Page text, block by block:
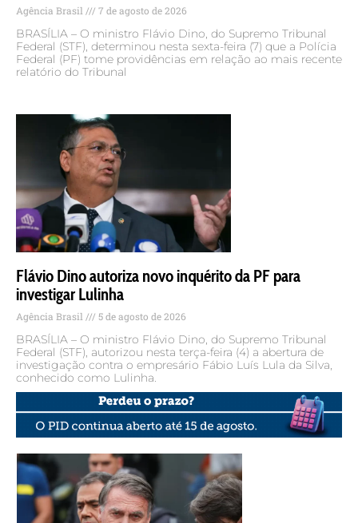
Agência Brasil 7 de agosto de 2026
BRASÍLIA – O ministro Flávio Dino, do Supremo Tribunal
Federal (STF), determinou nesta sexta-feira (7) que a Polícia
Federal (PF) tome providências em relação ao mais recente
relatório do Tribunal
Flávio Dino autoriza novo inquérito da PF para
investigar Lulinha
Agência Brasil 5 de agosto de 2026
BRASÍLIA – O ministro Flávio Dino, do Supremo Tribunal
Federal (STF), autorizou nesta terça-feira (4) a abertura de
investigação contra o empresário Fábio Luís Lula da Silva,
conhecido como Lulinha.